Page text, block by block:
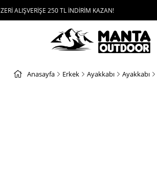
250 TL İNDİRİM KAZAN!
Anasayfa Erkek Ayakkabı Ayakkabı